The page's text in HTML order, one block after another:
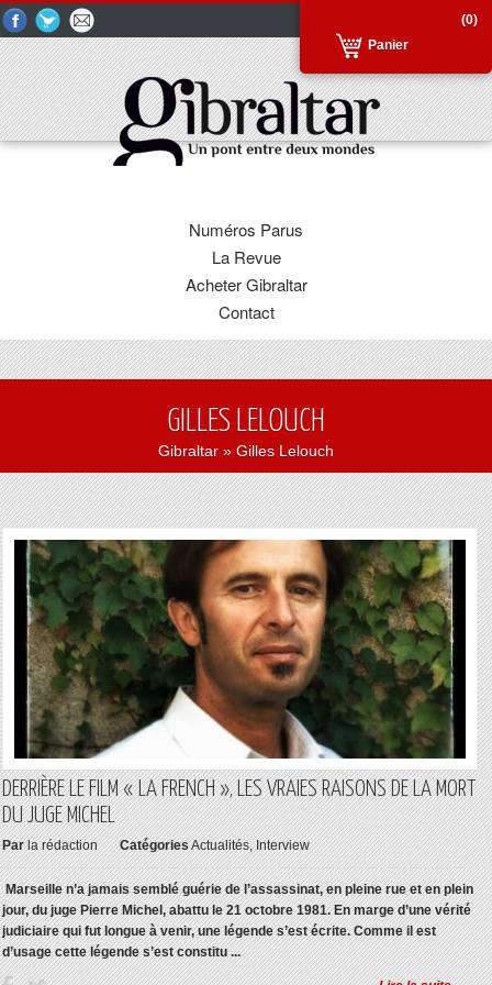
(0)
Panier
Numéros Parus
La Revue
Acheter Gibraltar
Contact
GILLES LELOUCH
Gibraltar » Gilles Lelouch
DERRIÈRE LE FILM « LA FRENCH », LES VRAIES RAISONS DE LA MORT
DU JUGE MICHEL
Par la rédaction CatégoriesActualités,Interview
Marseille n’a jamais semblé guérie de l’assassinat, en pleine rue et en plein
jour, du juge Pierre Michel, abattu le 21 octobre 1981. En marge d’une vérité
judiciaire qui fut longue à venir, une légende s’est écrite. Comme il est
d’usage cette légende s’est constitu ...